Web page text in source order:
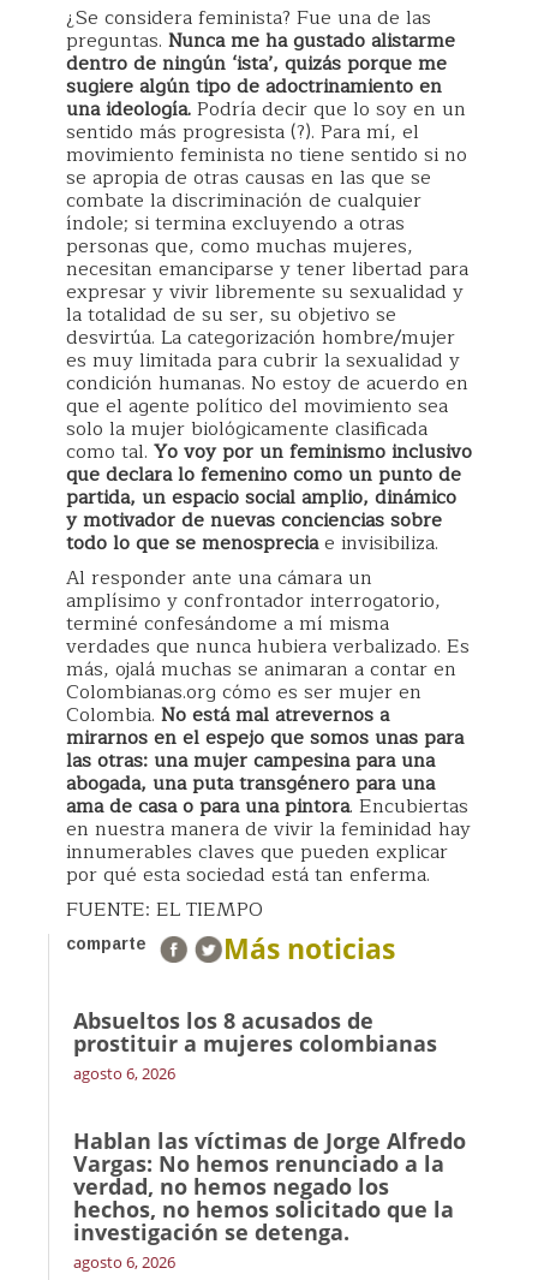
¿Se considera feminista? Fue una de las
preguntas. Nunca me ha gustado alistarme
dentro de ningún ‘ista’, quizás porque me
sugiere algún tipo de adoctrinamiento en
una ideología.Podría decir que lo soy en un
sentido más progresista (?). Para mí, el
movimiento feminista no tiene sentido si no
se apropia de otras causas en las que se
combate la discriminación de cualquier
índole; si termina excluyendo a otras
personas que, como muchas mujeres,
necesitan emanciparse y tener libertad para
expresar y vivir libremente su sexualidad y
la totalidad de su ser, su objetivo se
desvirtúa. La categorización hombre/mujer
es muy limitada para cubrir la sexualidad y
condición humanas. No estoy de acuerdo en
que el agente político del movimiento sea
solo la mujer biológicamente clasificada
como tal. Yo voy por un feminismo inclusivo
que declara lo femenino como un punto de
partida, un espacio social amplio, dinámico
y motivador de nuevas conciencias sobre
todo lo que se menospreciae invisibiliza.
Al responder ante una cámara un
amplísimo y confrontador interrogatorio,
terminé confesándome a mí misma
verdades que nunca hubiera verbalizado. Es
más, ojalá muchas se animaran a contar en
Colombianas.org cómo es ser mujer en
Colombia. No está mal atrevernos a
mirarnos en el espejo que somos unas para
las otras: una mujer campesina para una
abogada, una puta transgénero para una
ama de casa o para una pintora. Encubiertas
en nuestra manera de vivir la feminidad hay
innumerables claves que pueden explicar
por qué esta sociedad está tan enferma.
FUENTE: EL TIEMPO
comparte Más noticias
Absueltos los 8 acusados de
prostituir a mujeres colombianas
agosto 6, 2026
Hablan las víctimas de Jorge Alfredo
Vargas: No hemos renunciado a la
verdad, no hemos negado los
hechos, no hemos solicitado que la
investigación se detenga.
agosto 6, 2026